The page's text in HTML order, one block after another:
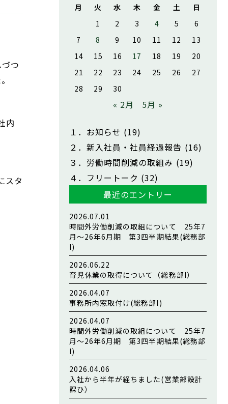
つ
内
スタ
月 火 水 木 金 土
日
1
2 3 4 5
6
7
8 9 10 11 12
13
14
15 16 17 18 19
20
21
22 23 24 25 26
27
28
29 30
« 2月 5月 »
１．お知らせ (19)
２．新入社員・社員経過報告 (16)
３．労働時間削減の取組み (19)
４．フリートーク (32)
最近のエントリー
2026.07.01
時間外労働削減の取組について 25年7
月～26年6月期 第3四半期結果(総務部
I)
2026.06.22
育児休業の取得について（総務部I）
2026.04.07
事務所内窓取付け(総務部I)
2026.04.07
時間外労働削減の取組について 25年7
月～26年6月期 第3四半期結果(総務部
I)
2026.04.06
入社から半年が経ちました(営業部設計
課ひ）